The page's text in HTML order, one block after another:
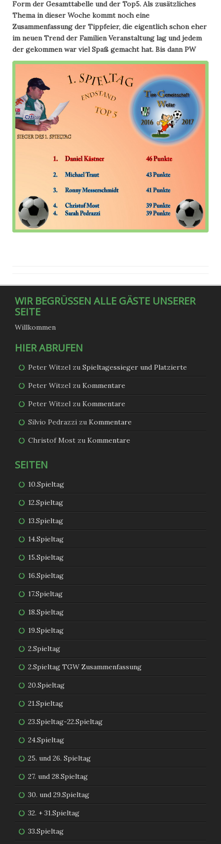
Form der Gesamttabelle und der Top5. Als zusätzliches
Thema in dieser Woche kommt noch eine
Zusammenfassung der Tippfeier, die eigentlich schon eher
im neuen Trend der Familien Veranstaltung lag und jedem
der gekommen war viel Spaß gemacht hat. Bis dann PW
WIR BEGRÜSSEN ALLE GÄSTE UNSERER
SEITE
Willkommen
HIER ABRUFEN
Peter Witzel zu Spieltagessieger und Platzierte
Peter Witzel zu Kommentare
Peter Witzel zu Kommentare
Silvio Pedrazzi zu Kommentare
Christof Most zu Kommentare
SEITEN
10.Spieltag
12.Spieltag
13.Spieltag
14.Spieltag
15.Spieltag
16.Spieltag
17.Spieltag
18.Spieltag
19.Spieltag
2.Spieltag
2.Spieltag TGW Zusammenfassung
20.Spieltag
21.Spieltag
23.Spieltag-22.Spieltag
24.Spieltag
25. und 26. Spieltag
27. und 28.Spieltag
30. und 29.Spieltag
32. + 31.Spieltag
33.Spieltag